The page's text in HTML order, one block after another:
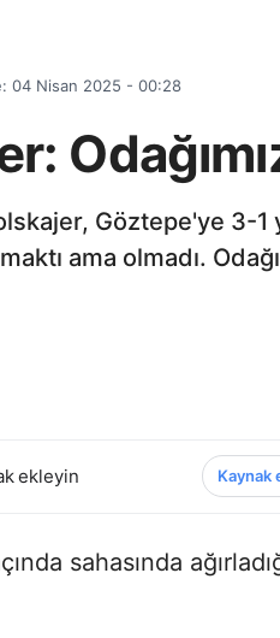
04 Nisan 2025 - 00:28
Göztepe'ye 3-
ama olmadı.
ekleyin Kaynak
sahasında